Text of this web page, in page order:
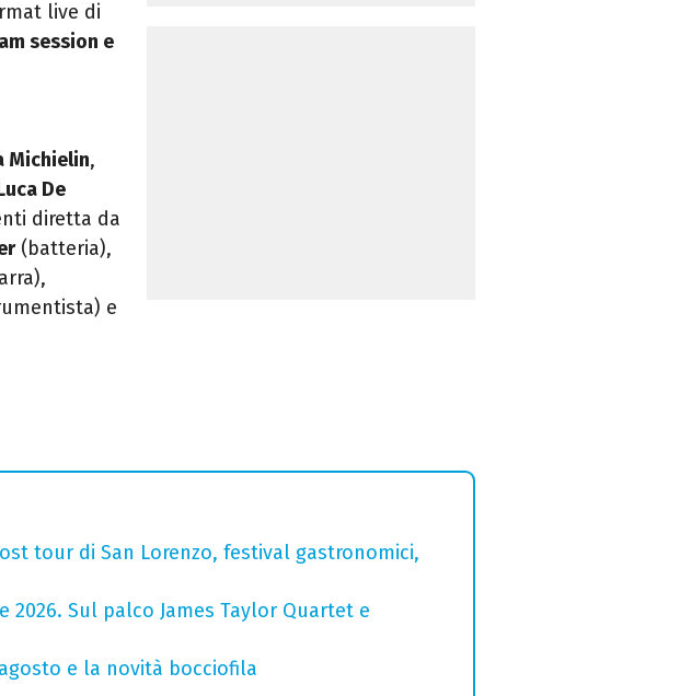
live di
session e
Michielin,
De
diretta da
(batteria),
e
tour di San Lorenzo, festival gastronomici,
Sul palco James Taylor Quartet e
e la novità bocciofila